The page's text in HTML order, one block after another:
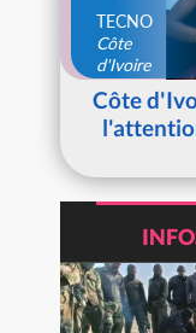
TECNO
Côte
d'Ivoire
Côte